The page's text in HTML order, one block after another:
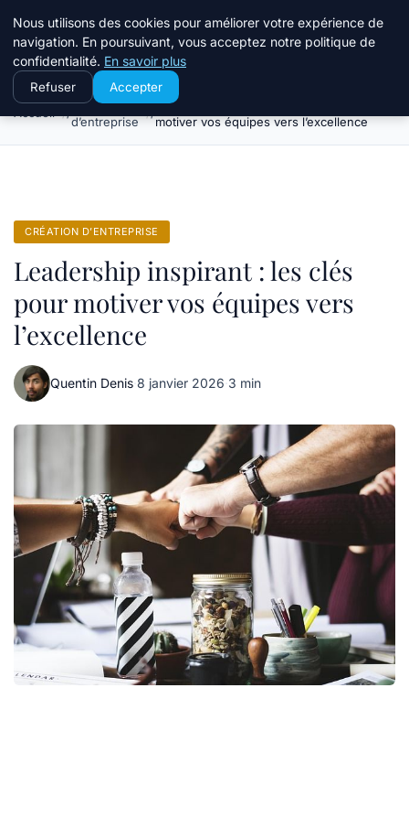
Travail Saisonnier
Création
d’entreprise
Leadership inspirant : les clés pour
motiver vos équipes vers l’excellence
CRÉATION D’ENTREPRISE
Leadership inspirant : les clés
pour motiver vos équipes vers
l’excellence
Quentin Denis·8 janvier 2026·3 min
Nous utilisons des cookies pour améliorer votre expérience de
navigation. En poursuivant, vous acceptez notre politique de
confidentialité. En savoir plus
Refuser Accepter